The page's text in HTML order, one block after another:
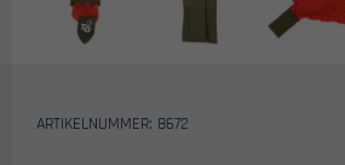
ARTIKELNUMMER: 8672